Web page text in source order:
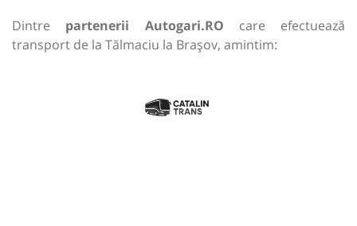
Dintre partenerii Autogari.RO care efectuează
transport de la Tălmaciu la Brașov, amintim: